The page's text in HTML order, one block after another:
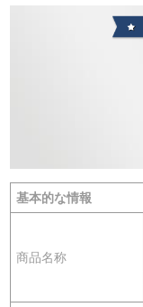
基本的な情報
商品名称